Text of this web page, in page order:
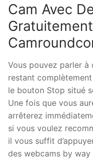
Cam Avec
Vous pouvez parler à
restant
le bouton Stop situé
Une fois que vous
arrêterez
si vous voulez
il vous suffit
des webcams by way